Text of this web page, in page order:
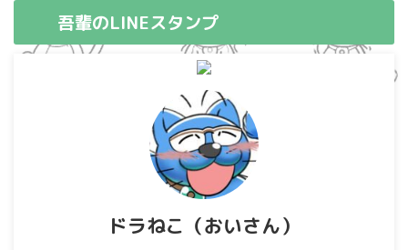
吾輩のLINEスタンプ
ドラねこ（おいさん）